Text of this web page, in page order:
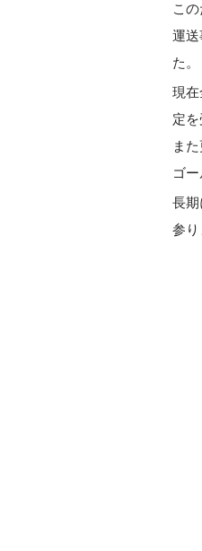
こ
運
た。
現在
定を
ま
ゴ
長
参り